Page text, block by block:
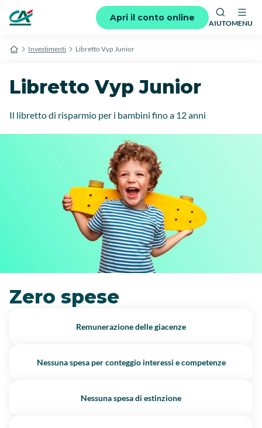
Apri il conto online
AIUTOMENU
Investimenti Libretto Vyp Junior
Libretto Vyp Junior
Il libretto di risparmio per i bambini fino a 12 anni
Zero spese
Remunerazione delle giacenze
Nessuna spesa per conteggio interessi e competenze
Nessuna spesa di estinzione